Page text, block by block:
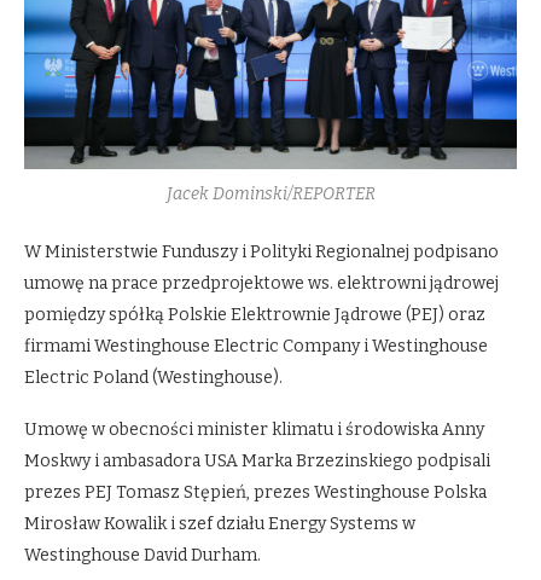
Jacek Dominski/REPORTER
W Ministerstwie Funduszy i Polityki Regionalnej podpisano
umowę na prace przedprojektowe ws. elektrowni jądrowej
pomiędzy spółką Polskie Elektrownie Jądrowe (PEJ) oraz
firmami Westinghouse Electric Company i Westinghouse
Electric Poland (Westinghouse).
Umowę w obecności minister klimatu i środowiska Anny
Moskwy i ambasadora USA Marka Brzezinskiego podpisali
prezes PEJ Tomasz Stępień, prezes Westinghouse Polska
Mirosław Kowalik i szef działu Energy Systems w
Westinghouse David Durham.